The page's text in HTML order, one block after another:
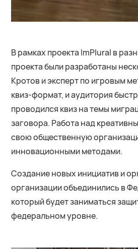
В рамках проекта ImPlural в
проекта были разработаны
Кротов и эксперт по игровым
квиз-формат, и аудитория
проводился квиз на темы
заговора. Работа над
свою общественную
инновационными методами.
Создание новых инициатив и
организации объединились в
который будет заниматься
федеральном уровне.